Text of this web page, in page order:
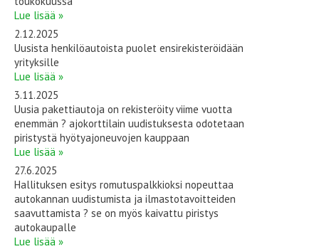
Lue lisää »
2.12.2025
Uusista henkilöautoista puolet ensirekisteröidään
yrityksille
Lue lisää »
3.11.2025
Uusia pakettiautoja on rekisteröity viime vuotta
enemmän ? ajokorttilain uudistuksesta odotetaan
piristystä hyötyajoneuvojen kauppaan
Lue lisää »
27.6.2025
Hallituksen esitys romutuspalkkioksi nopeuttaa
autokannan uudistumista ja ilmastotavoitteiden
saavuttamista ? se on myös kaivattu piristys
autokaupalle
Lue lisää »